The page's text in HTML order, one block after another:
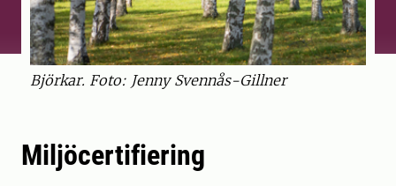
Björkar. Foto: Jenny Svennås-Gillner
Miljöcertifiering